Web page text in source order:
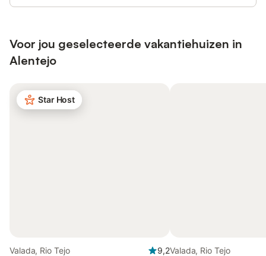
Voor jou geselecteerde vakantiehuizen in
Alentejo
Star Host
Valada, Rio Tejo
9,2Valada, Rio Tejo